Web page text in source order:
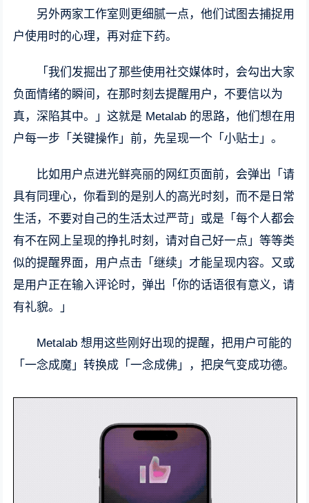
另外两家工作室则更细腻一点，他们试图去捕捉用
户使用时的心理，再对症下药。
「我们发掘出了那些使用社交媒体时，会勾出大家
负面情绪的瞬间，在那时刻去提醒用户，不要信以为
真，深陷其中。」这就是 Metalab 的思路，他们想在用
户每一步「关键操作」前，先呈现一个「小贴士」。
比如用户点进光鲜亮丽的网红页面前，会弹出「请
具有同理心，你看到的是别人的高光时刻，而不是日常
生活，不要对自己的生活太过严苛」或是「每个人都会
有不在网上呈现的挣扎时刻，请对自己好一点」等等类
似的提醒界面，用户点击「继续」才能呈现内容。又或
是用户正在输入评论时，弹出「你的话语很有意义，请
有礼貌。」
Metalab 想用这些刚好出现的提醒，把用户可能的
「一念成魔」转换成「一念成佛」，把戾气变成功德。